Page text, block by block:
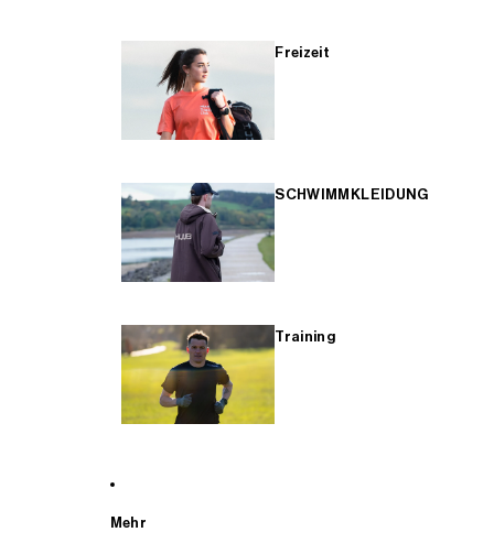
Freizeit
SCHWIMMKLEIDUNG
Training
Mehr